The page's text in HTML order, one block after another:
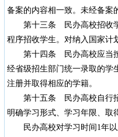
备案的内容相一致。未经备案
第十三条 民办高校招收学
程序招收学生。对纳入国家计
第十四条 民办高校应当按
经省级招生部门统一录取的学
注册并取得相应的学籍。
第十五条 民办高校自行招
明确学习形式、学习年限、取
民办高校对学习时间1年以